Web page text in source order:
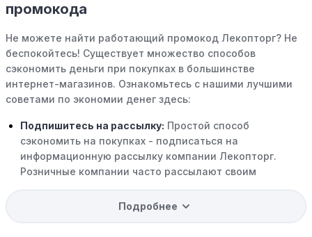
промокода
Не можете найти работающий промокод Лекопторг? Не
беспокойтесь! Существует множество способов
сэкономить деньги при покупках в большинстве
интернет-магазинов. Ознакомьтесь с нашими лучшими
советами по экономии денег здесь:
Подпишитесь на рассылку: Простой способ
сэкономить на покупках - подписаться на
информационную рассылку компании Лекопторг.
Розничные компании часто рассылают своим
доступ к распродажам.Подробнее